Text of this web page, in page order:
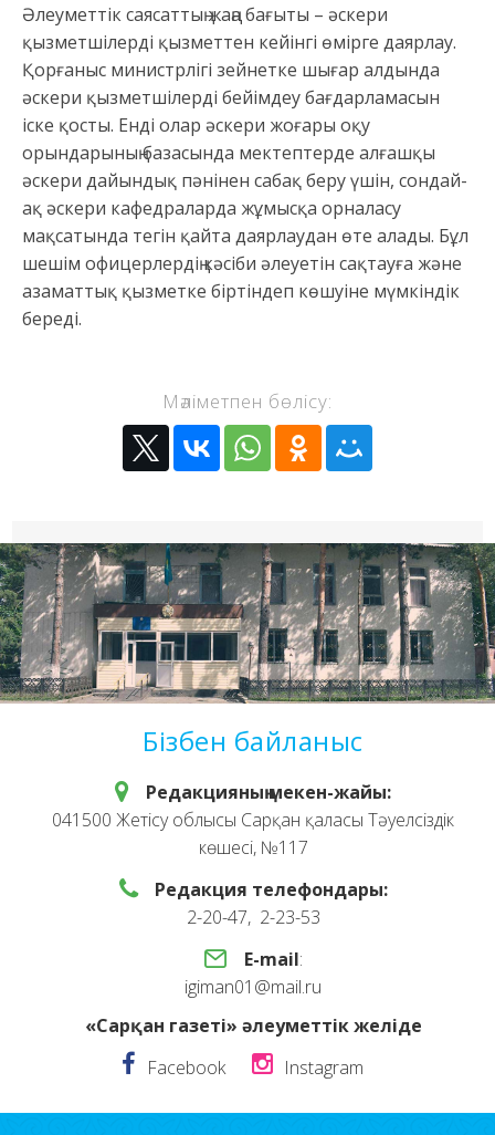
Әлеуметтік саясаттың жаңа бағыты – әскери
қызметшілерді қызметтен кейінгі өмірге даярлау.
Қорғаныс министрлігі зейнетке шығар алдында
әскери қызметшілерді бейімдеу бағдарламасын
іске қосты. Енді олар әскери жоғары оқу
орындарының базасында мектептерде алғашқы
әскери дайындық пәнінен сабақ беру үшін, сондай-
ақ әскери кафедраларда жұмысқа орналасу
мақсатында тегін қайта даярлаудан өте алады. Бұл
шешім офицерлердің кәсіби әлеуетін сақтауға және
азаматтық қызметке біртіндеп көшуіне мүмкіндік
береді.
Мәліметпен бөлісу:
Бізбен байланыс
Редакцияның мекен-жайы:
041500 Жетісу облысы Сарқан қаласы Тәуелсіздік
көшесі, №117
Редакция телефондары:
2-20-47, 2-23-53
E-mail:
igiman01@mail.ru
«Сарқан газеті» әлеуметтік желіде
Facebook
Instagram